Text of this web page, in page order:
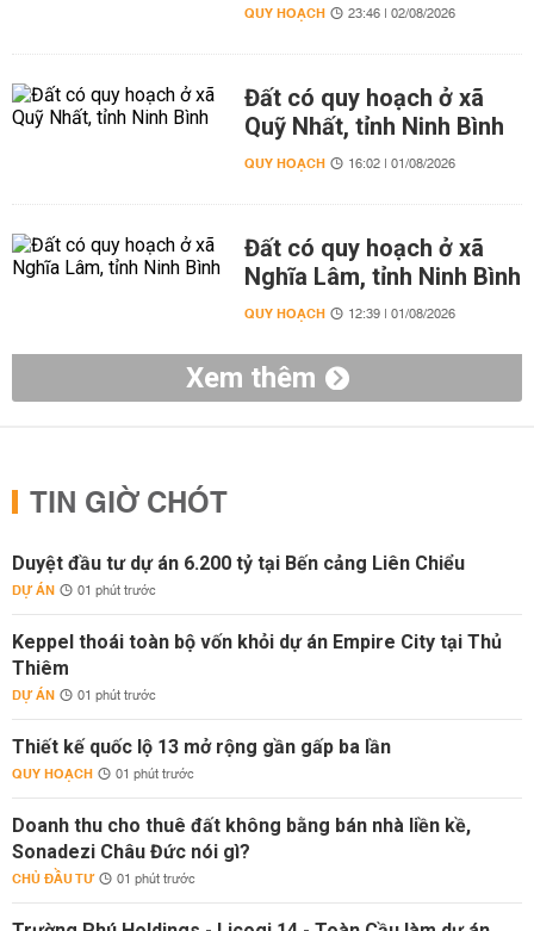
QUY HOẠCH 23:46 | 02/08/2026
Đất có quy hoạch ở xã
Quỹ Nhất, tỉnh Ninh Bình
QUY HOẠCH 16:02 | 01/08/2026
Đất có quy hoạch ở xã
Nghĩa Lâm, tỉnh Ninh Bình
QUY HOẠCH 12:39 | 01/08/2026
Xem thêm
TIN GIỜ CHÓT
Duyệt đầu tư dự án 6.200 tỷ tại Bến cảng Liên Chiểu
DỰ ÁN 01 phút trước
Keppel thoái toàn bộ vốn khỏi dự án Empire City tại Thủ
Thiêm
DỰ ÁN 01 phút trước
Thiết kế quốc lộ 13 mở rộng gần gấp ba lần
QUY HOẠCH 01 phút trước
Doanh thu cho thuê đất không bằng bán nhà liền kề,
Sonadezi Châu Đức nói gì?
CHỦ ĐẦU TƯ 01 phút trước